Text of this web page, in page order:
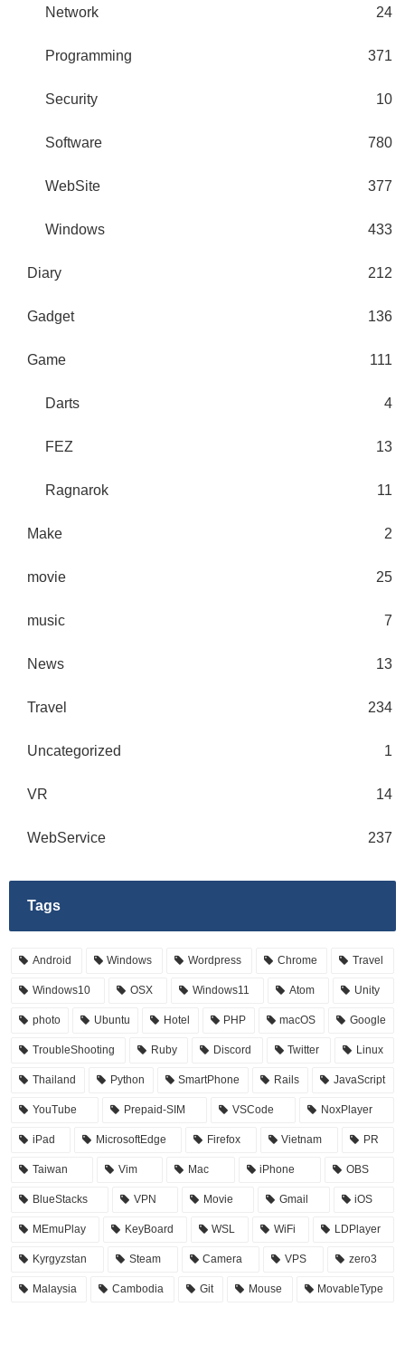
Network 24
Programming 371
Security 10
Software 780
WebSite 377
Windows 433
Diary 212
Gadget 136
Game 111
Darts 4
FEZ 13
Ragnarok 11
Make 2
movie 25
music 7
News 13
Travel 234
Uncategorized 1
VR 14
WebService 237
Tags
Android Windows Wordpress Chrome Travel
Windows10 OSX Windows11 Atom Unity
photo Ubuntu Hotel PHP macOS Google
TroubleShooting Ruby Discord Twitter Linux
Thailand Python SmartPhone Rails JavaScript
YouTube Prepaid-SIM VSCode NoxPlayer
iPad MicrosoftEdge Firefox Vietnam PR
Taiwan Vim Mac iPhone OBS
BlueStacks VPN Movie Gmail iOS
MEmuPlay KeyBoard WSL WiFi LDPlayer
Kyrgyzstan Steam Camera VPS zero3
Malaysia Cambodia Git Mouse MovableType